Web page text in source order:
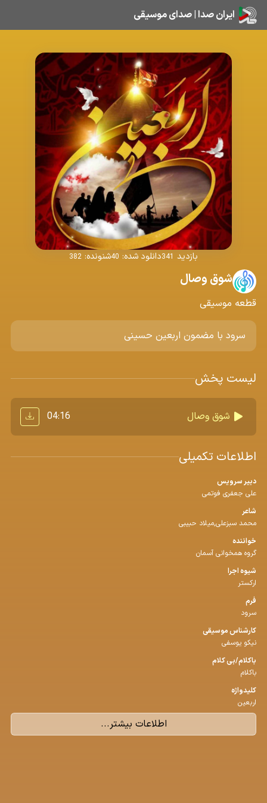
ایران صدا | صدای موسیقی
بازدید 341دانلود شده: 40شنونده: 382
شوق وصال
قطعه موسیقی
سرود با مضمون اربعین حسینی
لیست پخش
شوق وصال 04:16
اطلاعات تکمیلی
دبیر سرویس
علی جعفری فوتمی
شاعر
محمد سبزعلی,میلاد حبیبی
خواننده
گروه همخوانی آسمان
شیوه اجرا
ارکستر
فرم
سرود
كارشناس موسیقی
نیکو یوسفی
باكلام/بی كلام
باکلام
كلیدواژه
اربعین
اطلاعات بیشتر...